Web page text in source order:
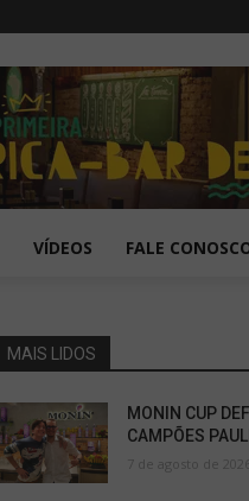
VÍDEOS FALE
MAIS LIDOS
MONIN CUP
CAMPÕES
7 de agosto de 2026